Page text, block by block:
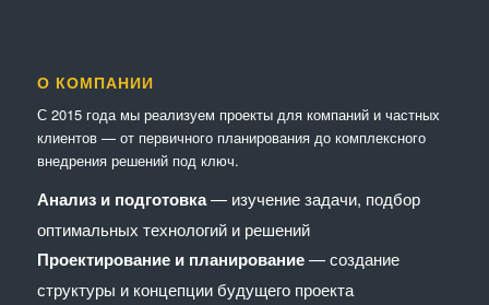
О КОМПАНИИ
С 2015 года мы реализуем проекты для компаний и частных
клиентов — от первичного планирования до комплексного
внедрения решений под ключ.
Анализ и подготовка— изучение задачи, подбор
оптимальных технологий и решений
Проектирование и планирование— создание
структуры и концепции будущего проекта